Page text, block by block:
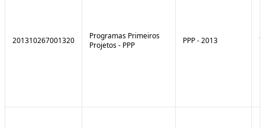
201310267001320
Programas Primeiros
Projetos - PPP
PPP - 2013